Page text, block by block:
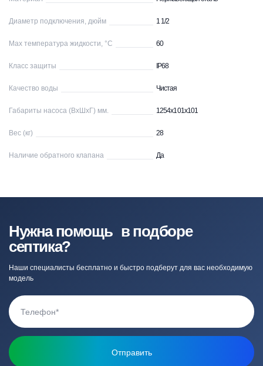
Диаметр подключения, дюйм 1 1/2
Max температура жидкости, °С 60
Класс защиты IP68
Качество воды Чистая
Габариты насоса (ВхШхГ) мм. 1254х101х101
Вес (кг) 28
Наличие обратного клапана Да
Нужна помощь в подборе
септика?
Наши специалисты бесплатно и быстро подберут для вас необходимую
модель